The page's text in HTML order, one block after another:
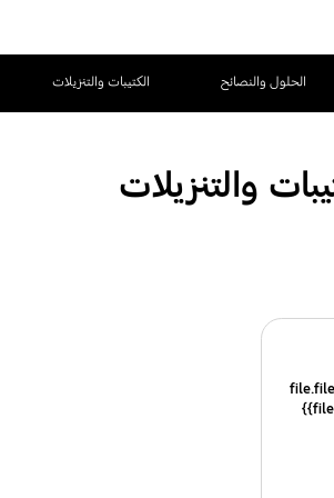
الحلول والنصائح الكتيبات والتنزيلات
والتنزيلات